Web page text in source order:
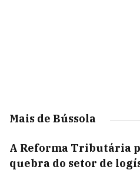
Mais de Bússola
A Reforma Tributária
quebra do setor de